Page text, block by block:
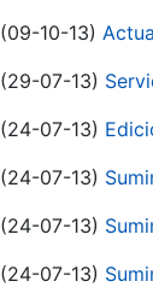
(09-10-13)
(29-07-13)
(24-07-13)
(24-07-13)
(24-07-13)
(24-07-13)